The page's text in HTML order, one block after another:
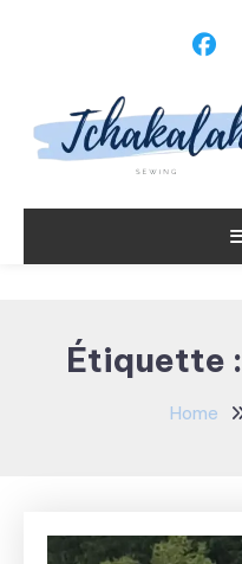
Tchakalah
Étiquette :
Home